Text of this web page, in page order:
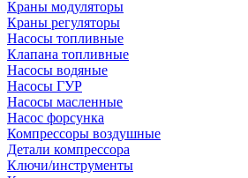
Краны модуляторы
Краны регуляторы
Насосы топливные
Клапана топливные
Насосы водяные
Насосы ГУР
Насосы масленные
Насос форсунка
Компрессоры воздушные
Детали компрессора
Ключи/инструменты